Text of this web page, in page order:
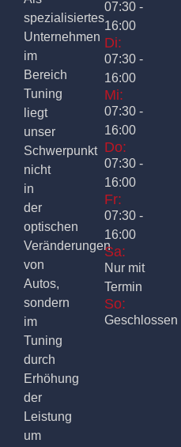
spezialisiertes
Unternehmen
im
Bereich
Tuning
liegt
unser
Schwerpunkt
nicht
in
der
optischen
Veränderungen
von
Autos,
sondern
im
Tuning
durch
Erhöhung
der
Leistung
um
07:30 -
16:00
Di:
07:30 -
16:00
Mi:
07:30 -
16:00
Do:
07:30 -
16:00
Fr:
07:30 -
16:00
Sa:
Nur mit
Termin
So:
Geschlossen